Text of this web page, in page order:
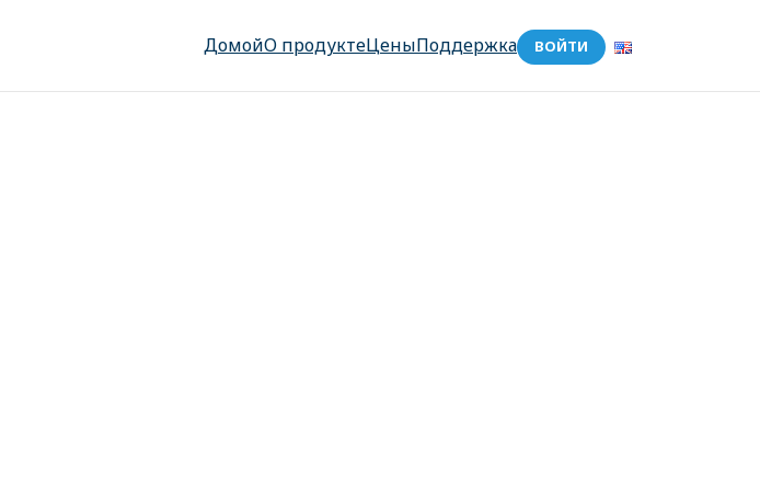
ДомойО продуктеЦеныПоддержка ВОЙТИ